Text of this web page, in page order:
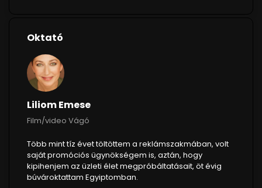
Oktató
Liliom Emese
Film/video Vágó
Több mint tíz évet töltöttem a reklámszakmában, volt
saját promóciós ügynökségem is, aztán, hogy
kipihenjem az üzleti élet megpróbáltatásait, öt évig
búvároktattam Egyiptomban.